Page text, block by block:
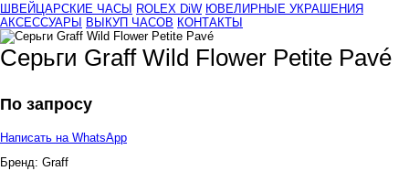
ШВЕЙЦАРСКИЕ ЧАСЫ
ROLEX DiW ЮВЕЛИРНЫЕ УКРАШЕНИЯ
АКСЕССУАРЫ
ВЫКУП ЧАСОВ КОНТАКТЫ
Серьги Graff Wild Flower Petite Pavé
По запросу
Написать на WhatsApp
Бренд: Graff